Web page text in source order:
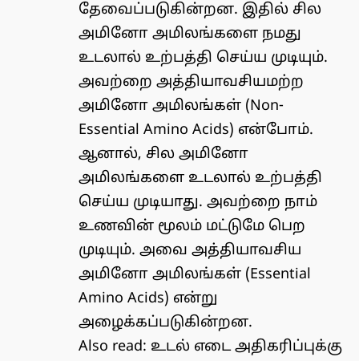
தேவைப்படுகின்றன. இதில் சில
அமினோ அமிலங்களை நமது
உடலால் உற்பத்தி செய்ய முடியும்.
அவற்றை அத்தியாவசியமற்ற
அமினோ அமிலங்கள் (Non-
Essential Amino Acids) என்போம்.
ஆனால், சில அமினோ
அமிலங்களை உடலால் உற்பத்தி
செய்ய முடியாது. அவற்றை நாம்
உணவின் மூலம் மட்டுமே பெற
முடியும். அவை அத்தியாவசிய
அமினோ அமிலங்கள் (Essential
Amino Acids) என்று
அழைக்கப்படுகின்றன.
Also read: உடல் எடை அதிகரிப்புக்கு